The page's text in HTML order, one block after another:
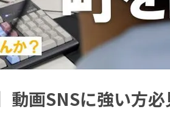
動画SNSに強い方